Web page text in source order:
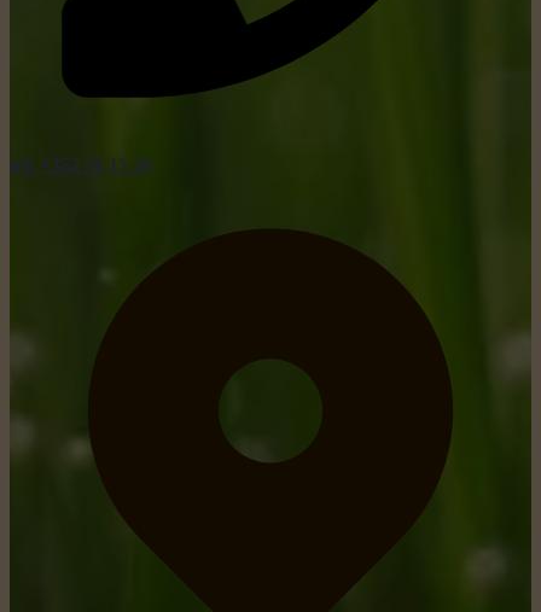
tel: +352 26 15 26